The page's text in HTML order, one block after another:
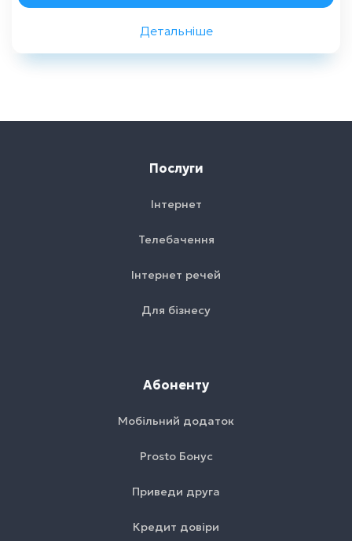
Детальніше
Назад
Послуги
Інтернет
Телебачення
Інтернет речей
Для бізнесу
Абоненту
Мобільний додаток
Prosto Бонус
Приведи друга
Кредит довіри